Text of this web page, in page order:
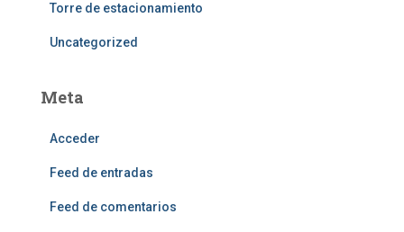
Torre de estacionamiento
Uncategorized
Meta
Acceder
Feed de entradas
Feed de comentarios